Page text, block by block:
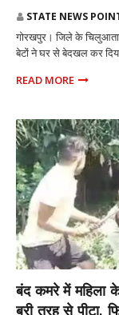
STATE NEWS
गोरखपुर। जिले के
बेटों ने घर से बेदखल कर
READ MORE
बंद कमरे में महिला
बुरी तरह से पीटा,